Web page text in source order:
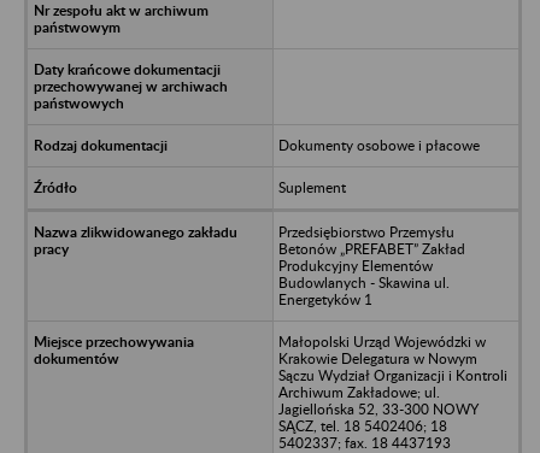
Dokumenty osobowe i płacowe
Suplement
Przedsiębiorstwo Przemysłu
Betonów „PREFABET” Zakład
Produkcyjny Elementów
Budowlanych - Skawina ul.
Energetyków 1
Małopolski Urząd Wojewódzki w
Krakowie Delegatura w Nowym
Sączu Wydział Organizacji i Kontroli
Archiwum Zakładowe; ul.
Jagiellońska 52, 33-300 NOWY
SĄCZ, tel. 18 5402406; 18
5402337; fax. 18 4437193